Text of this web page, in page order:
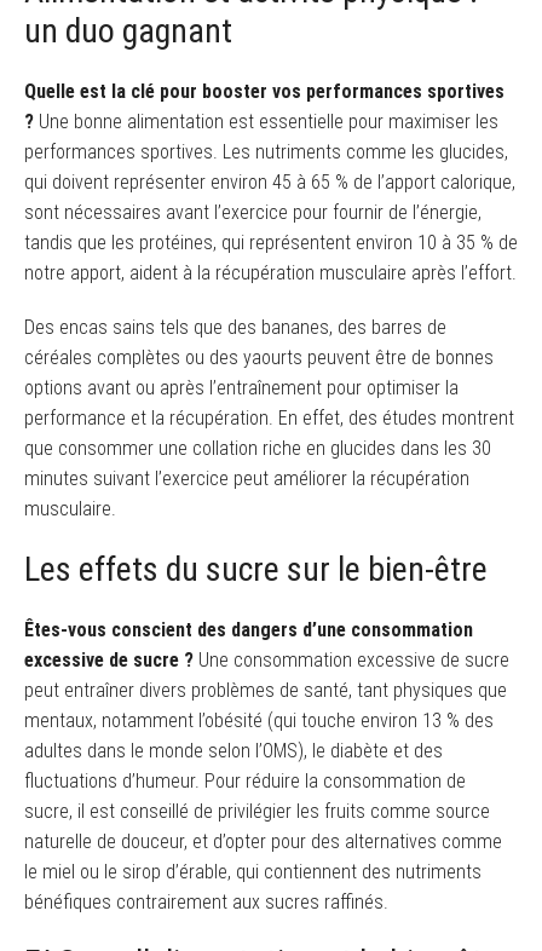
un duo gagnant
Quelle est la clé pour booster vos performances sportives
? Une bonne alimentation est essentielle pour maximiser les
performances sportives. Les nutriments comme les glucides,
qui doivent représenter environ 45 à 65 % de l’apport calorique,
sont nécessaires avant l’exercice pour fournir de l’énergie,
tandis que les protéines, qui représentent environ 10 à 35 % de
notre apport, aident à la récupération musculaire après l’effort.
Des encas sains tels que des bananes, des barres de
céréales complètes ou des yaourts peuvent être de bonnes
options avant ou après l’entraînement pour optimiser la
performance et la récupération. En effet, des études montrent
que consommer une collation riche en glucides dans les 30
minutes suivant l’exercice peut améliorer la récupération
musculaire.
Les effets du sucre sur le bien-être
Êtes-vous conscient des dangers d’une consommation
excessive de sucre ? Une consommation excessive de sucre
peut entraîner divers problèmes de santé, tant physiques que
mentaux, notamment l’obésité (qui touche environ 13 % des
adultes dans le monde selon l’OMS), le diabète et des
fluctuations d’humeur. Pour réduire la consommation de
sucre, il est conseillé de privilégier les fruits comme source
naturelle de douceur, et d’opter pour des alternatives comme
le miel ou le sirop d’érable, qui contiennent des nutriments
bénéfiques contrairement aux sucres raffinés.